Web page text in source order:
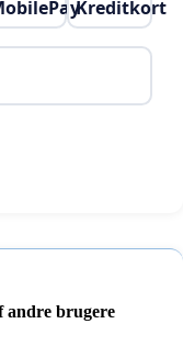
Kreditkort
andre brugere